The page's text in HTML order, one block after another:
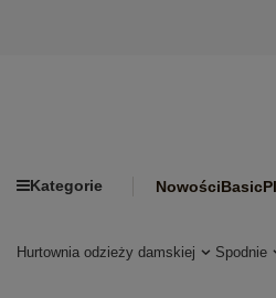
Kategorie NowościBasic
Hurtownia odzieży damskiej Spodnie